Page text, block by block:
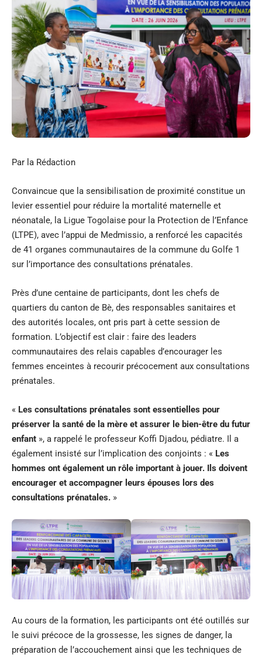
Par la Rédaction
Convaincue que la sensibilisation de proximité constitue un
levier essentiel pour réduire la mortalité maternelle et
néonatale, la Ligue Togolaise pour la Protection de l’Enfance
(LTPE), avec l’appui de Medmissio, a renforcé les capacités
de 41 organes communautaires de la commune du Golfe 1
sur l’importance des consultations prénatales.
Près d’une centaine de participants, dont les chefs de
quartiers du canton de Bè, des responsables sanitaires et
des autorités locales, ont pris part à cette session de
formation. L’objectif est clair : faire des leaders
communautaires des relais capables d’encourager les
femmes enceintes à recourir précocement aux consultations
prénatales.
« Les consultations prénatales sont essentielles pour
préserver la santé de la mère et assurer le bien-être du futur
enfant », a rappelé le professeur Koffi Djadou, pédiatre. Il a
également insisté sur l’implication des conjoints : « Les
hommes ont également un rôle important à jouer. Ils doivent
encourager et accompagner leurs épouses lors des
consultations prénatales. »
Au cours de la formation, les participants ont été outillés sur
le suivi précoce de la grossesse, les signes de danger, la
préparation de l’accouchement ainsi que les techniques de